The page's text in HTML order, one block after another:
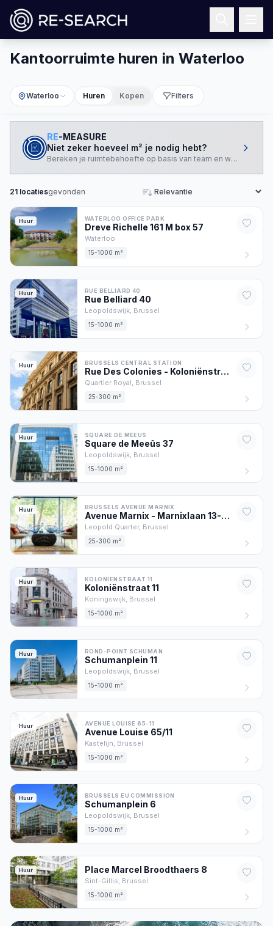
Kantoorruimte huren in Waterloo
Waterloo Huren Kopen Filters
RE-MEASURE
Niet zeker hoeveel m² je nodig hebt?
Bereken je ruimtebehoefte op basis van team en werkstijl.
21 locatiesgevonden Sorteren
Huur WATERLOO OFFICE PARK
Dreve Richelle 161 M box 57
Waterloo
15-1000 m²
Huur RUE BELLIARD 40
Rue Belliard 40
Leopoldswijk, Brussel
15-1000 m²
Huur BRUSSELS CENTRAL STATION
Rue Des Colonies - Koloniënstraat 56
Quartier Royal, Brussel
25-300 m²
Huur SQUARE DE MEEUS
Square de Meeûs 37
Leopoldswijk, Brussel
15-1000 m²
Huur BRUSSELS AVENUE MARNIX
Avenue Marnix - Marnixlaan 13-17
Leopold Quarter, Brussel
25-300 m²
Huur KOLONIENSTRAAT 11
Koloniënstraat11
Koningswijk, Brussel
15-1000 m²
Huur ROND-POINT SCHUMAN
Schumanplein 11
Leopoldswijk, Brussel
15-1000 m²
Huur AVENUE LOUISE 65-11
Avenue Louise 65/11
Kastelijn, Brussel
15-1000 m²
Huur BRUSSELS EU COMMISSION
Schumanplein 6
Leopoldswijk, Brussel
15-1000 m²
Huur Place Marcel Broodthaers 8
Sint-Gillis, Brussel
15-1000 m²